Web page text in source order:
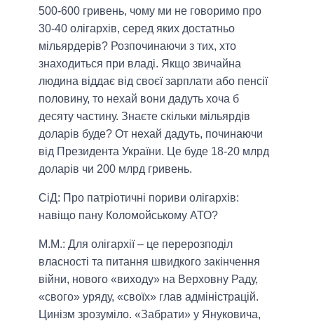
500-600 гривень, чому ми не говоримо про
30-40 олігархів, серед яких достатньо
мільярдерів? Розпочинаючи з тих, хто
знаходиться при владі. Якщо звичайна
людина віддає від своєї зарплати або пенсії
половину, то нехай вони дадуть хоча б
десяту частину. Знаєте скільки мільярдів
доларів буде? От нехай дадуть, починаючи
від Президента України. Це буде 18-20 млрд
доларів чи 200 млрд гривень.
СіД: Про патріотичні пориви олігархів:
навіщо пану Коломойському АТО?
М.М.: Для олігархії – це перерозподіл
власності та питання швидкого закінчення
війни, нового «виходу» на Верховну Раду,
«свого» уряду, «своїх» глав адміністрацій.
Цинізм зрозуміло. «Забрати» у Януковича,